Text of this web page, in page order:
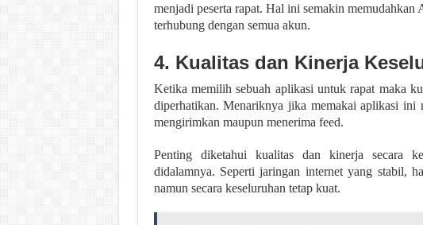
menjadi peserta rapat. Hal ini semakin memudahkan
terhubung dengan semua akun.
4. Kualitas dan Kinerja
Ketika memilih sebuah aplikasi untuk rapat maka
diperhatikan. Menariknya jika memakai aplikasi ini
mengirimkan maupun menerima feed.
Penting diketahui kualitas dan kinerja secara
didalamnya. Seperti jaringan internet yang stabil,
namun secara keseluruhan tetap kuat.